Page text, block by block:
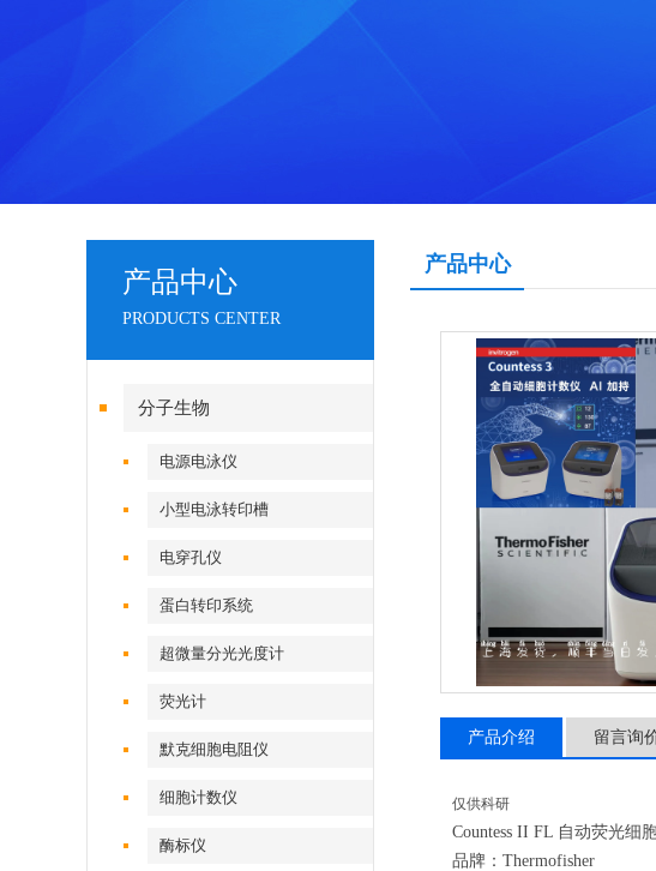
产品中心
PRODUCTS CENTER
分子生物
电源电泳仪
小型电泳转印槽
电穿孔仪
蛋白转印系统
超微量分光光度计
荧光计
默克细胞电阻仪
细胞计数仪
酶标仪
产品中心
产品介绍 留言询
仅供科研
Countess II FL 自动荧光细
品牌：Thermofisher